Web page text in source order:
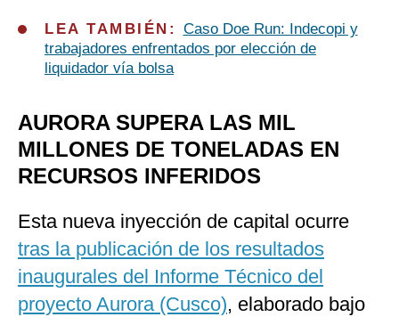
LEA TAMBIÉN: Caso Doe Run: Indecopi y
trabajadores enfrentados por elección de
liquidador vía bolsa
AURORA SUPERA LAS MIL
MILLONES DE TONELADAS EN
RECURSOS INFERIDOS
Esta nueva inyección de capital ocurre
tras la publicación de los resultados
inaugurales del Informe Técnico del
proyecto Aurora (Cusco), elaborado bajo